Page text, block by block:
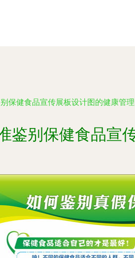
保健食品宣传展板设计图的健康管
鉴别保健食品宣